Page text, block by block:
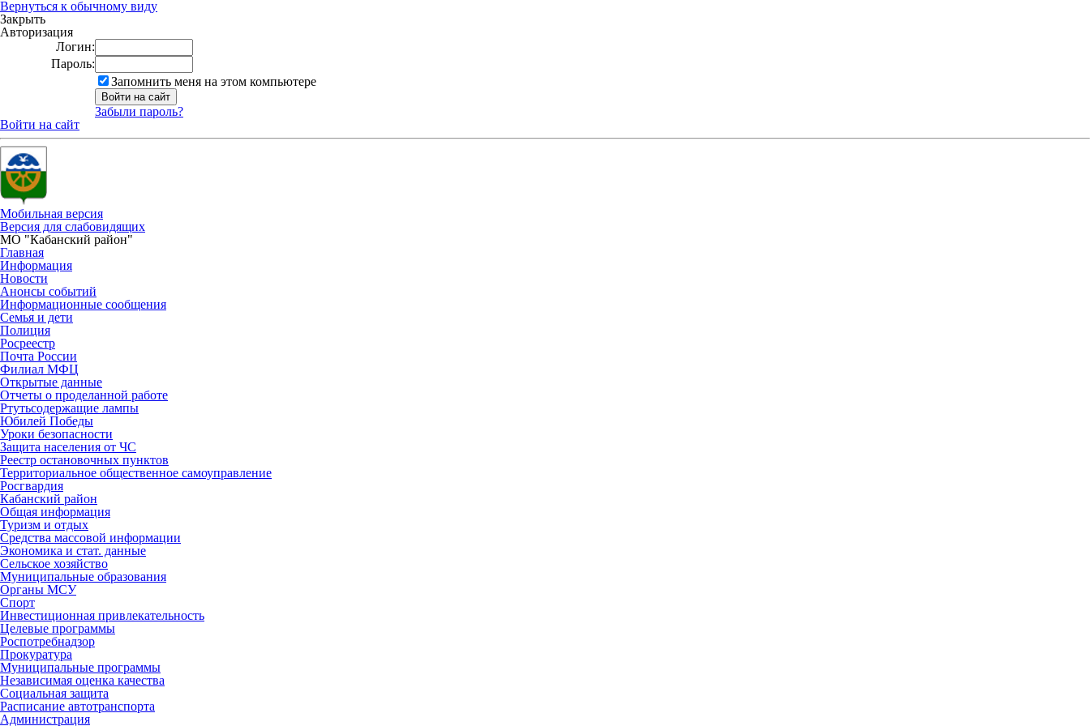
Вернуться к обычному виду
Закрыть
Авторизация
Логин:
Пароль:
Запомнить меня на этом компьютере
Забыли пароль?
Войти на сайт
Мобильная версия
Версия для слабовидящих
МО "Кабанский район"
Главная
Информация
Новости
Анонсы событий
Информационные сообщения
Семья и дети
Полиция
Росреестр
Почта России
Филиал МФЦ
Открытые данные
Отчеты о проделанной работе
Ртутьсодержащие лампы
Юбилей Победы
Уроки безопасности
Защита населения от ЧС
Реестр остановочных пунктов
Территориальное общественное самоуправление
Росгвардия
Кабанский район
Общая информация
Туризм и отдых
Средства массовой информации
Экономика и стат. данные
Сельское хозяйство
Муниципальные образования
Органы МСУ
Спорт
Инвестиционная привлекательность
Целевые программы
Роспотребнадзор
Прокуратура
Муниципальные программы
Независимая оценка качества
Социальная защита
Расписание автотранспорта
Администрация